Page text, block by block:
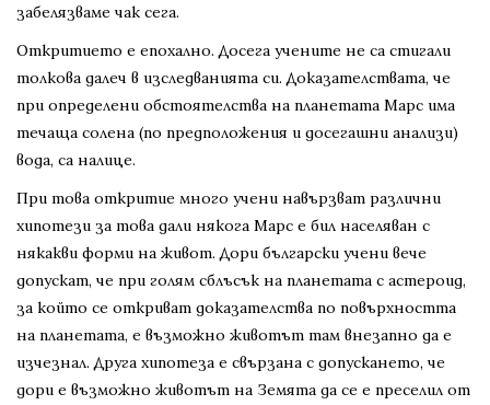
забелязваме чак сега.
Откритието е епохално. Досега учените не са стигали
толкова далеч в изследванията си. Доказателствата, че
при определени обстоятелства на планетата Марс има
течаща солена (по предположения и досегашни анализи)
вода, са налице.
При това откритие много учени навързват различни
хипотези за това дали някога Марс е бил населяван с
някакви форми на живот. Дори български учени вече
допускат, че при голям сблъсък на планетата с астероид,
за който се откриват доказателства по повърхността
на планетата, е възможно животът там внезапно да е
изчезнал. Друга хипотеза е свързана с допускането, че
дори е възможно животът на Земята да се е преселил от